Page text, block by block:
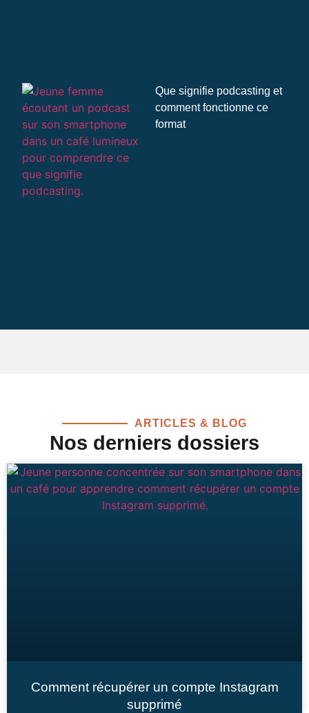
Que signifie podcasting et
comment fonctionne ce
format
ARTICLES & BLOG
Nos derniers dossiers
Comment récupérer un compte Instagram
supprimé